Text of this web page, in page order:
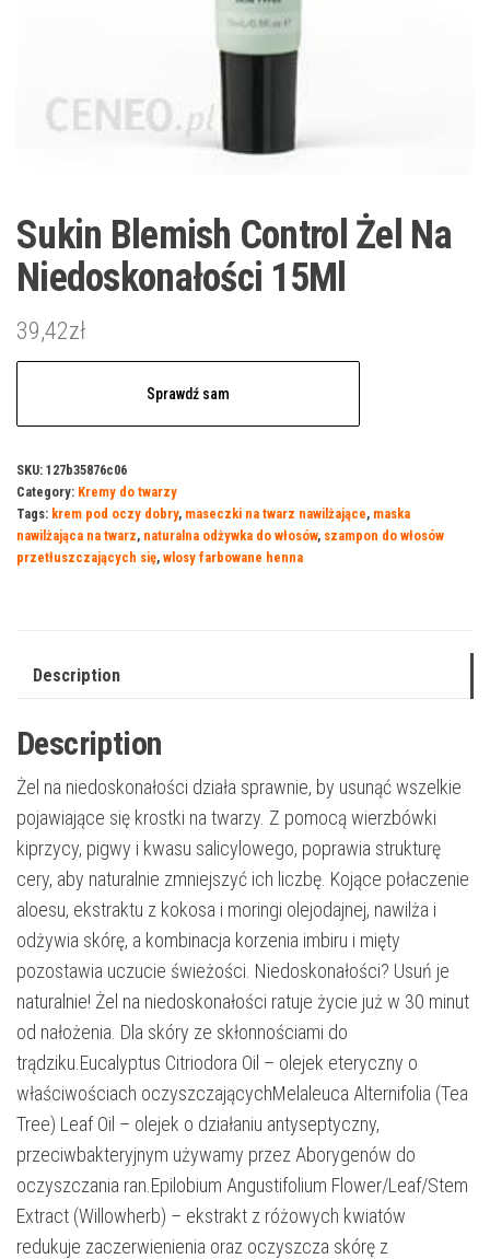
Sukin Blemish Control Żel Na
Niedoskonałości 15Ml
39,42zł
Sprawdź sam
SKU: 127b35876c06
Category: Kremy do twarzy
Tags: krem pod oczy dobry, maseczki na twarz nawilżające, maska
nawilżająca na twarz, naturalna odżywka do włosów, szampon do włosów
przetłuszczających się, wlosy farbowane henna
Description
Description
Żel na niedoskonałości działa sprawnie, by usunąć wszelkie
pojawiające się krostki na twarzy. Z pomocą wierzbówki
kiprzycy, pigwy i kwasu salicylowego, poprawia strukturę
cery, aby naturalnie zmniejszyć ich liczbę. Kojące połaczenie
aloesu, ekstraktu z kokosa i moringi olejodajnej, nawilża i
odżywia skórę, a kombinacja korzenia imbiru i mięty
pozostawia uczucie świeżości. Niedoskonałości? Usuń je
naturalnie! Żel na niedoskonałości ratuje życie już w 30 minut
od nałożenia. Dla skóry ze skłonnościami do
trądziku.Eucalyptus Citriodora Oil – olejek eteryczny o
właściwościach oczyszczającychMelaleuca Alternifolia (Tea
Tree) Leaf Oil – olejek o działaniu antyseptyczny,
przeciwbakteryjnym używamy przez Aborygenów do
oczyszczania ran.Epilobium Angustifolium Flower/Leaf/Stem
Extract (Willowherb) – ekstrakt z różowych kwiatów
redukuje zaczerwienienia oraz oczyszcza skórę z